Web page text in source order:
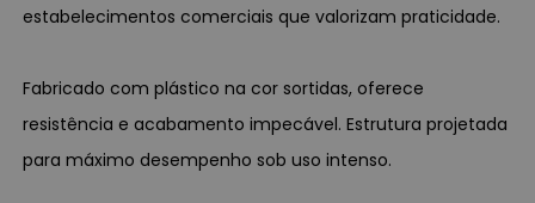
estabelecimentos comerciais que valorizam praticidade.
Fabricado com plástico na cor sortidas, oferece
resistência e acabamento impecável. Estrutura projetada
para máximo desempenho sob uso intenso.